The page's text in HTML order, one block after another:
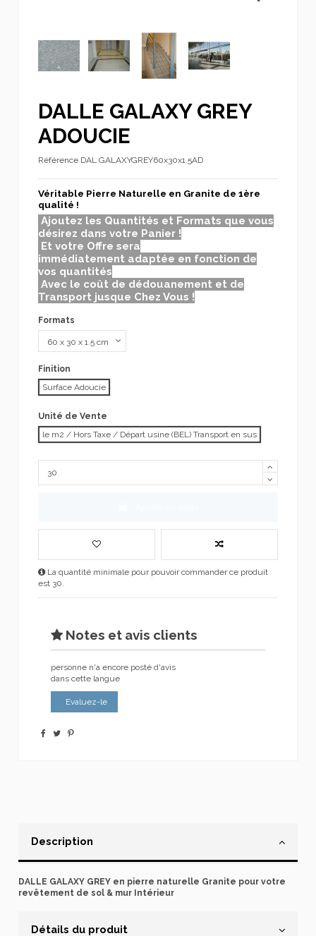
DALLE GALAXY GREY
ADOUCIE
Référence DAL GALAXYGREY60x30x1.5AD
Véritable Pierre Naturelle en Granite de 1ère
qualité !
Ajoutez les Quantités et Formats que vous
désirez dans votre Panier !
Et votre Offre sera
immédiatement adaptée en fonction de
vos quantités
Avec le coût de dédouanement et de
Transport jusque Chez Vous !
Formats
Finition
Surface Adoucie
Unité de Vente
le m2 / Hors Taxe / Départ usine (BEL) Transport en sus
La quantité minimale pour pouvoir commander ce produit
est 30.
Notes et avis clients
personne n'a encore posté d'avis
dans cette langue
Evaluez-le
Description
DALLE GALAXY GREY en pierre naturelle Granite pour votre
revêtement de sol & mur Intérieur
Détails du produit